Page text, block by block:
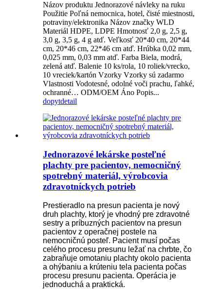
Názov produktu Jednorazové návleky na ruku
Použitie Poľná nemocnica, hotel, čisté miestnosti,
potraviny/elektronika Názov značky WLD
Materiál HDPE, LDPE Hmotnosť 2,0 g, 2,5 g,
3,0 g, 3,5 g, 4 g atď. Veľkosť 20*40 cm, 20*44
cm, 20*46 cm, 22*46 cm atď. Hrúbka 0,02 mm,
0,025 mm, 0,03 mm atď. Farba Biela, modrá,
zelená atď. Balenie 10 ks/rola, 10 roliek/vrecko,
10 vreciek/kartón Vzorky Vzorky sú zadarmo
Vlastnosti Vodotesné, odolné voči prachu, ľahké,
ochranné… ODM/OEM Áno Popis...
dopytdetail
Jednorazové lekárske posteľné
plachty pre pacientov, nemocničný
spotrebný materiál, výrobcovia
zdravotníckych potrieb
Prestieradlo na presun pacienta je nový
druh plachty, ktorý je vhodný pre zdravotné
sestry a príbuzných pacientov na presun
pacientov z operačnej postele na
nemocničnú posteľ. Pacient musí počas
celého procesu presunu ležať na chrbte, čo
zabraňuje omotaniu plachty okolo pacienta
a ohýbaniu a krúteniu tela pacienta počas
procesu presunu pacienta. Operácia je
jednoduchá a praktická.